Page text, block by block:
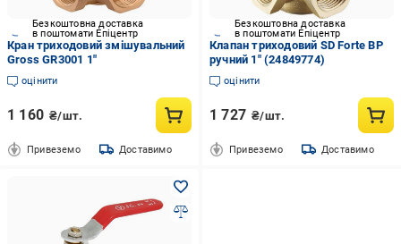
Безкоштовна доставка
в поштомати Епіцентр
Кран триходовий змішувальний
Gross GR3001 1"
оцінити
1 160 ₴/шт.
Привеземо Доставимо
Безкоштовна доставка
в поштомати Епіцентр
Клапан триходовий SD Forte ВР
ручний 1" (24849774)
оцінити
1 727 ₴/шт.
Привеземо Доставимо